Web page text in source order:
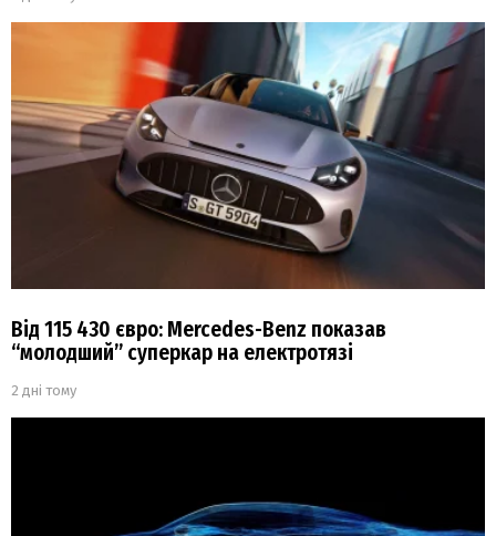
Від 115 430 євро: Mercedes-Benz показав
“молодший” суперкар на електротязі
2 дні тому